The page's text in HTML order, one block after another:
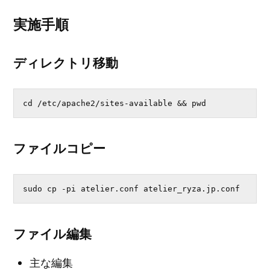
実施手順
ディレクトリ移動
cd /etc/apache2/sites-available && pwd
ファイルコピー
sudo cp -pi atelier.conf atelier_ryza.jp.conf
ファイル編集
主な編集